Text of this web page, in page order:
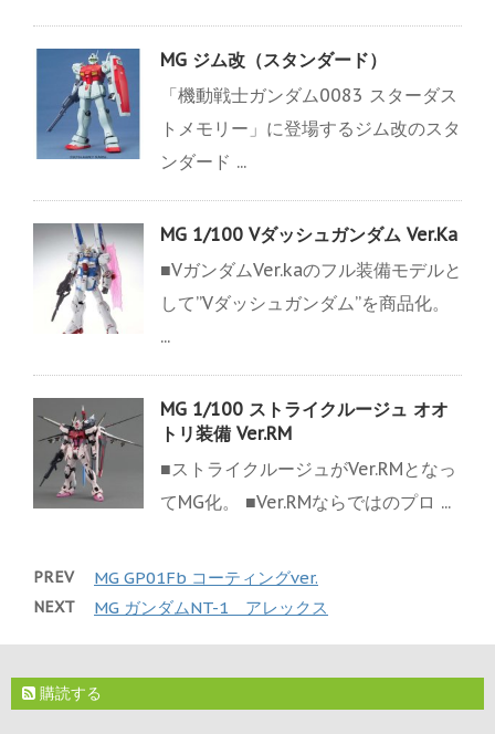
MG ジム改（スタンダード）
「機動戦士ガンダム0083 スターダス
トメモリー」に登場するジム改のスタ
ンダード ...
MG 1/100 Vダッシュガンダム Ver.Ka
■VガンダムVer.kaのフル装備モデルと
して”Vダッシュガンダム”を商品化。
...
MG 1/100 ストライクルージュ オオ
トリ装備 Ver.RM
■ストライクルージュがVer.RMとなっ
てMG化。 ■Ver.RMならではのプロ ...
PREV MG GP01Fb コーティングver.
NEXT MG ガンダムNT-1 アレックス
購読する